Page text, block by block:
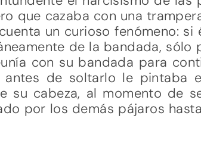
que cazaba con una
un curioso fenómeno:
de la bandada, sólo
con su bandada para
antes de soltarlo le pintaba
su cabeza, al momento de
por los demás pájaros